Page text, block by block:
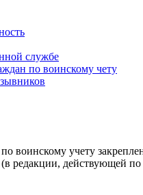
службе
по воинскому чету
воинскому учету
редакции, действующей